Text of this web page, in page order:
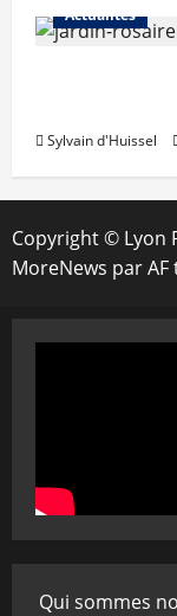
Actualités
Sylvain d'Huissel
Copyright © Lyon
MoreNews par AF
Qui sommes